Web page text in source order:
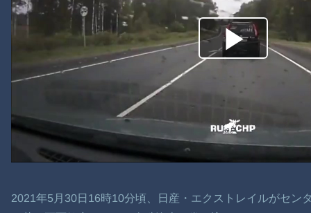
2021年5月30日16時10分頃、日産・エクストレイルがセン